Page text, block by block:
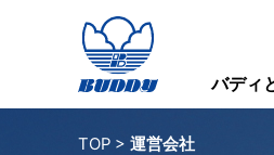
バディ
TOP > 運営会社